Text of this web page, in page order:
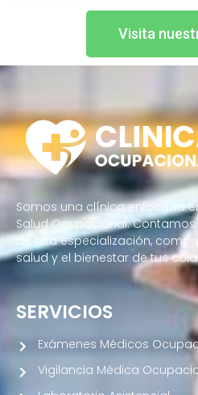
Visita
Somos una clínica enfocada
Salud Ocupacional.
de alta especialización,
salud y el bienestar de tus
SERVICIOS
Exámenes Médicos
Vigilancia Médica